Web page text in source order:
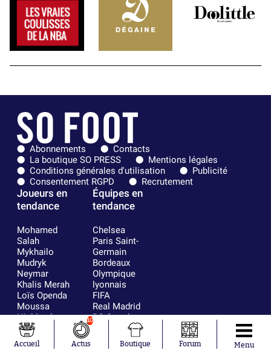
Abonnements
Contacts
La boutique SO PRESS
Mentions légales
Conditions générales d'utilisation
Publicité
Consentement RGPD
Recrutement
Joueurs en
tendance
Mohamed
Salah
Mykhailo
Mudryk
Neymar
Khalis Merah
Loïs Openda
Moussa
Niakhaté
Nicolás
Tagliafico
Pavel Šulc
Équipes en
tendance
Chelsea
Paris Saint-
Germain
Bordeaux
Olympique
lyonnais
FIFA
Real Madrid
RC Strasbourg
AC Milan
RC Lens
Accueil
10
Actus Boutique Forum Menu